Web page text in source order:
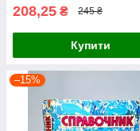
208,25 ₴ 245 ₴
Купити
–15%